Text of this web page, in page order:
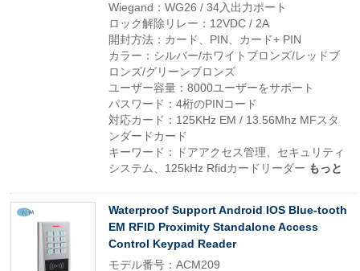
Wiegand：WG26 / 34入出力ポート
ロック解除リレー：12VDC / 2A
開封方法：カード、PIN、カード+ PIN
カラー：シルバー/ホワイトブロンズ/レッドブ
ロンズ/グリーンブロンズ
ユーザー容量：8000ユーザーをサポート
パスワード：4桁のPINコード
対応カード：125KHz EM / 13.56Mhz MFスタ
ンダードカード
キーワード：ドアアクセス管理、セキュリティ
システム、125kHz Rfidカードリーダー もっと
Waterproof Support Android IOS Blue-tooth
EM RFID Proximity Standalone Access
Control Keypad Reader
モデル番号：ACM209